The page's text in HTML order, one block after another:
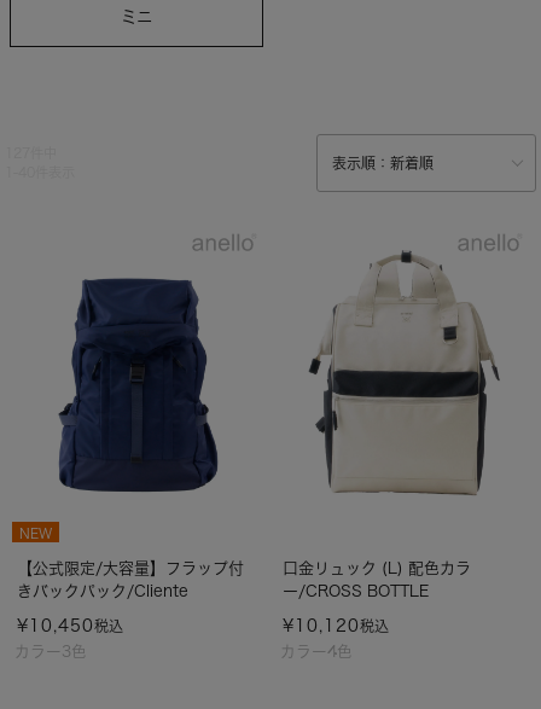
ミニ
カラー3色
NEW
【公式限定/大容量】フラップ付
きバックパック/Cliente
¥ 10,450税込
カラー4色
口金リュック (L) 配色カラ
ー/CROSS BOTTLE
¥ 10,120税込